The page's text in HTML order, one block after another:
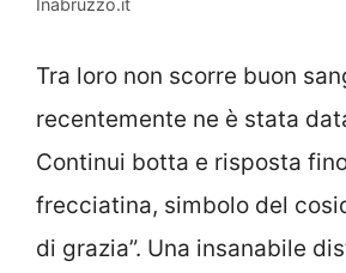
Inabruzzo.it
Tra loro non scorre buon
recentemente ne è stata
Continui botta e risposta
frecciatina, simbolo del
di grazia”. Una insanabile